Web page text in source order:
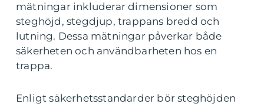
mätningar inkluderar dimensioner som
steghöjd, stegdjup, trappans bredd och
lutning. Dessa mätningar påverkar både
säkerheten och användbarheten hos en
trappa.
Enligt säkerhetsstandarder bör steghöjden